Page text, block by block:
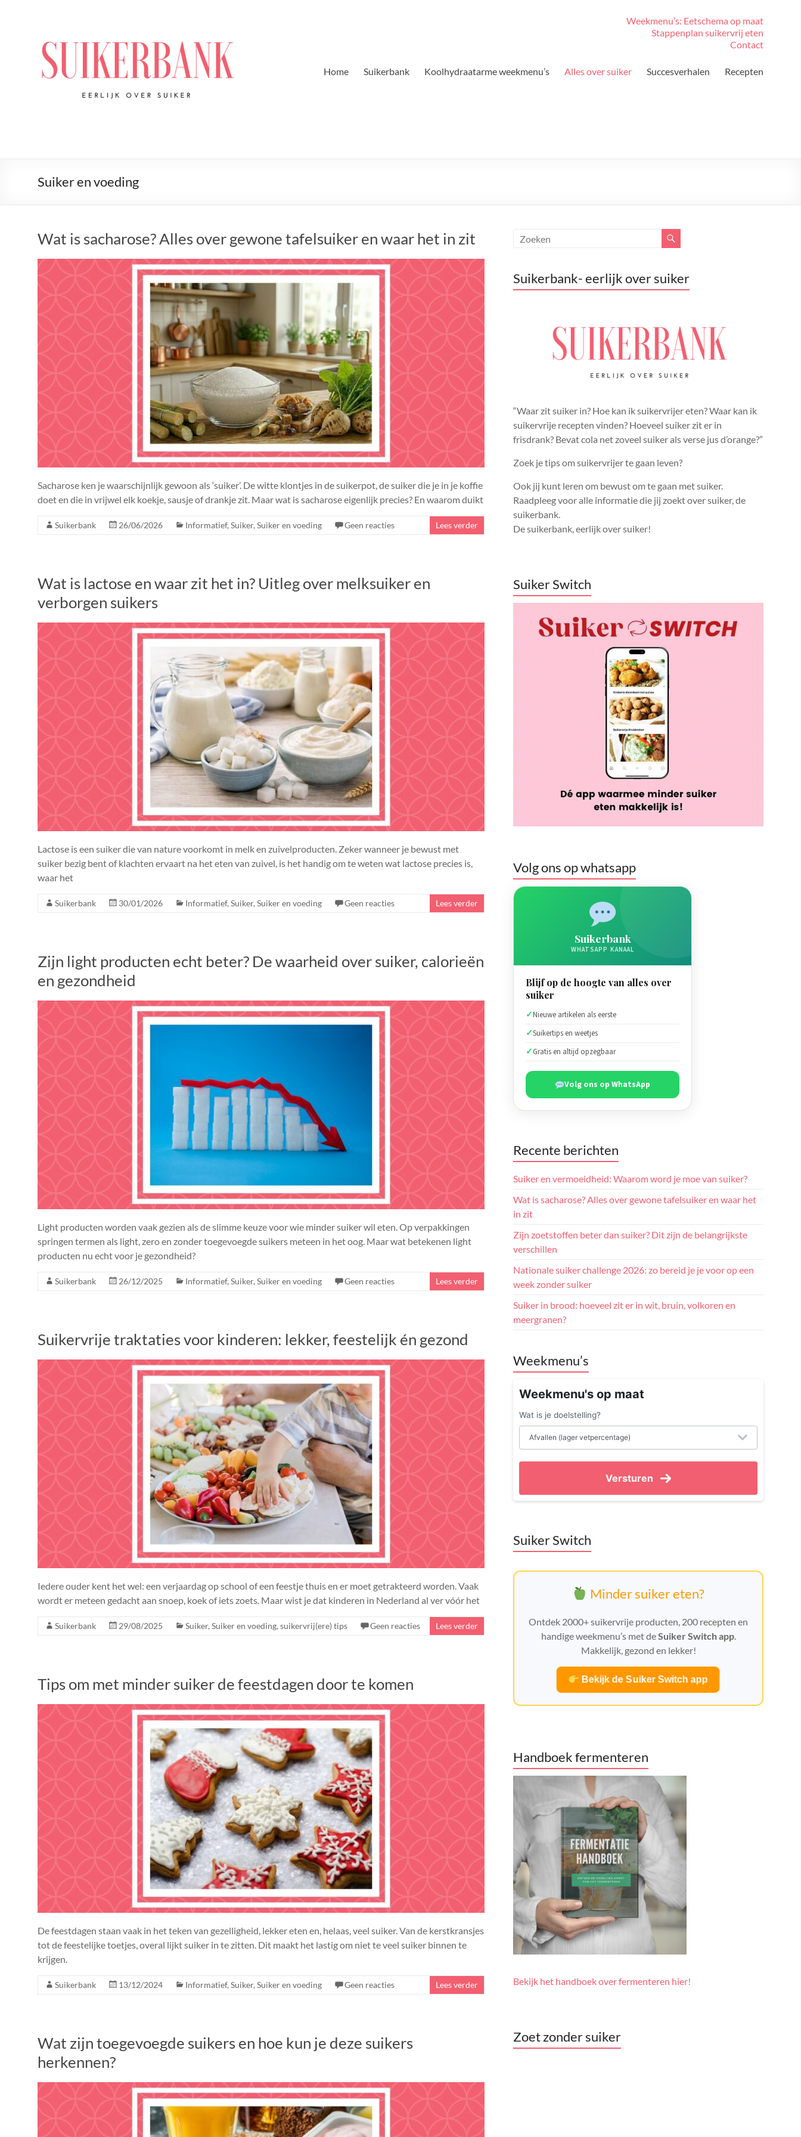
Suikerbank
Voor
Weekmenu’s: Eetschema op maat
Stappenplan suikervrij eten
Contact
Home Suikerbank Koolhydraatarme weekmenu’s Alles over suiker Succesverhalen Recepten
Suiker en voeding
Wat is sacharose? Alles over gewone tafelsuiker en waar het in zit
Sacharose ken je waarschijnlijk gewoon als ‘suiker’. De witte klontjes in de suikerpot, de suiker die je in je koffie
doet en die in vrijwel elk koekje, sausje of drankje zit. Maar wat is sacharose eigenlijk precies? En waarom duikt
Suikerbank 26/06/2026 Informatief, Suiker, Suiker en voeding Geen reacties Lees verder
Wat is lactose en waar zit het in? Uitleg over melksuiker en
verborgen suikers
Lactose is een suiker die van nature voorkomt in melk en zuivelproducten. Zeker wanneer je bewust met
suiker bezig bent of klachten ervaart na het eten van zuivel, is het handig om te weten wat lactose precies is,
waar het
Suikerbank 30/01/2026 Informatief, Suiker, Suiker en voeding Geen reacties Lees verder
Zijn light producten echt beter? De waarheid over suiker, calorieën
en gezondheid
Light producten worden vaak gezien als de slimme keuze voor wie minder suiker wil eten. Op verpakkingen
springen termen als light, zero en zonder toegevoegde suikers meteen in het oog. Maar wat betekenen light
producten nu echt voor je gezondheid?
Suikerbank 26/12/2025 Informatief, Suiker, Suiker en voeding Geen reacties Lees verder
Suikervrije traktaties voor kinderen: lekker, feestelijk én gezond
Iedere ouder kent het wel: een verjaardag op school of een feestje thuis en er moet getrakteerd worden. Vaak
wordt er meteen gedacht aan snoep, koek of iets zoets. Maar wist je dat kinderen in Nederland al ver vóór het
Suikerbank 29/08/2025 Suiker, Suiker en voeding, suikervrij(ere) tips Geen reacties Lees verder
Tips om met minder suiker de feestdagen door te komen
De feestdagen staan vaak in het teken van gezelligheid, lekker eten en, helaas, veel suiker. Van de kerstkransjes
tot de feestelijke toetjes, overal lijkt suiker in te zitten. Dit maakt het lastig om niet te veel suiker binnen te
krijgen.
Suikerbank 13/12/2024 Informatief, Suiker, Suiker en voeding Geen reacties Lees verder
Wat zijn toegevoegde suikers en hoe kun je deze suikers
herkennen?
Suikerbank- eerlijk over suiker
“Waar zit suiker in? Hoe kan ik suikervrijer eten? Waar kan ik
suikervrije recepten vinden? Hoeveel suiker zit er in
frisdrank? Bevat cola net zoveel suiker als verse jus d’orange?”
Zoek je tips om suikervrijer te gaan leven?
Ook jij kunt leren om bewust om te gaan met suiker.
Raadpleeg voor alle informatie die jij zoekt over suiker, de
suikerbank.
De suikerbank, eerlijk over suiker!
Suiker Switch
Volg ons op whatsapp
Suikerbank
WHATSAPP KANAAL
Blijf op de hoogte van alles over
suiker
Nieuwe artikelen als eerste
Suikertips en weetjes
Gratis en altijd opzegbaar
Volg ons op WhatsApp
Recente berichten
Suiker en vermoeidheid: Waarom word je moe van suiker?
Wat is sacharose? Alles over gewone tafelsuiker en waar het
in zit
Zijn zoetstoffen beter dan suiker? Dit zijn de belangrijkste
verschillen
Nationale suiker challenge 2026: zo bereid je je voor op een
week zonder suiker
Suiker in brood: hoeveel zit er in wit, bruin, volkoren en
meergranen?
Weekmenu’s
Weekmenu's op maat
Wat is je doelstelling?
Versturen
Suiker Switch
Minder suiker eten?
Ontdek 2000+ suikervrije producten, 200 recepten en
handige weekmenu’s met deSuiker Switch app.
Makkelijk, gezond en lekker!
Bekijk de Suiker Switch app
Handboek fermenteren
Bekijk het handboek over fermenteren hier!
Zoet zonder suiker